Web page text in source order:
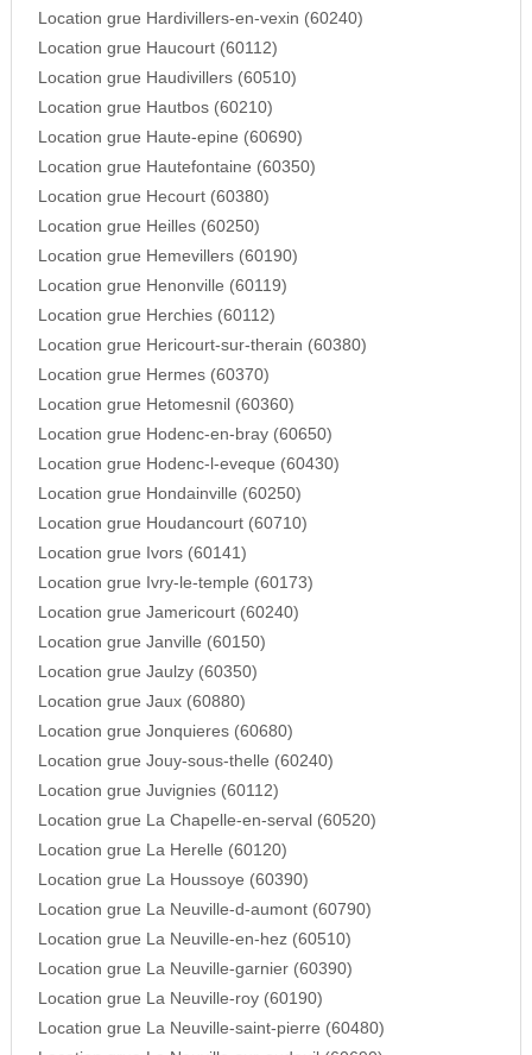
Location grue Hardivillers-en-vexin (60240)
Location grue Haucourt (60112)
Location grue Haudivillers (60510)
Location grue Hautbos (60210)
Location grue Haute-epine (60690)
Location grue Hautefontaine (60350)
Location grue Hecourt (60380)
Location grue Heilles (60250)
Location grue Hemevillers (60190)
Location grue Henonville (60119)
Location grue Herchies (60112)
Location grue Hericourt-sur-therain (60380)
Location grue Hermes (60370)
Location grue Hetomesnil (60360)
Location grue Hodenc-en-bray (60650)
Location grue Hodenc-l-eveque (60430)
Location grue Hondainville (60250)
Location grue Houdancourt (60710)
Location grue Ivors (60141)
Location grue Ivry-le-temple (60173)
Location grue Jamericourt (60240)
Location grue Janville (60150)
Location grue Jaulzy (60350)
Location grue Jaux (60880)
Location grue Jonquieres (60680)
Location grue Jouy-sous-thelle (60240)
Location grue Juvignies (60112)
Location grue La Chapelle-en-serval (60520)
Location grue La Herelle (60120)
Location grue La Houssoye (60390)
Location grue La Neuville-d-aumont (60790)
Location grue La Neuville-en-hez (60510)
Location grue La Neuville-garnier (60390)
Location grue La Neuville-roy (60190)
Location grue La Neuville-saint-pierre (60480)